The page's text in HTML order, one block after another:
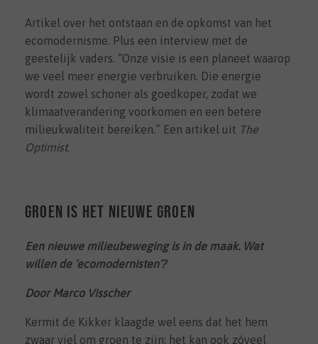
Artikel over het ontstaan en de opkomst van het
ecomodernisme. Plus een interview met de
geestelijk vaders. “Onze visie is een planeet waarop
we veel meer energie verbruiken. Die energie
wordt zowel schoner als goedkoper, zodat we
klimaatverandering voorkomen en een betere
milieukwaliteit bereiken.” Een artikel uit The
Optimist.
Groen is het nieuwe groen
Een nieuwe milieubeweging is in de maak. Wat
willen de ‘ecomodernisten’?
Door Marco Visscher
Kermit de Kikker klaagde wel eens dat het hem
zwaar viel om groen te zijn; het kan ook zóveel